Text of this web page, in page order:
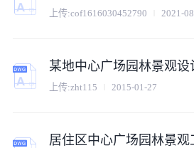
上传:cof1616030452790 2021-
某地中心广场园林景观设
上传:zht115 2015-01-27
居住区中心广场园林景观